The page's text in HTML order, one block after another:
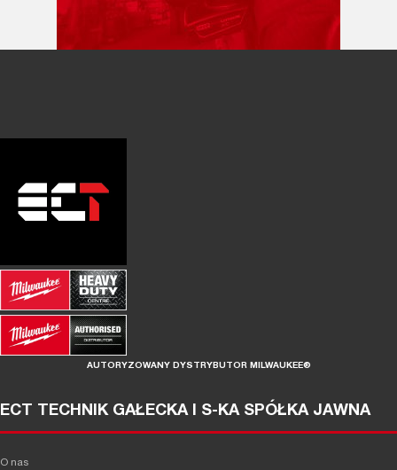
AUTORYZOWANY DYSTRYBUTOR MILWAUKEE®
ECT TECHNIK GAŁECKA I S-KA SPÓŁKA JAWNA
O nas